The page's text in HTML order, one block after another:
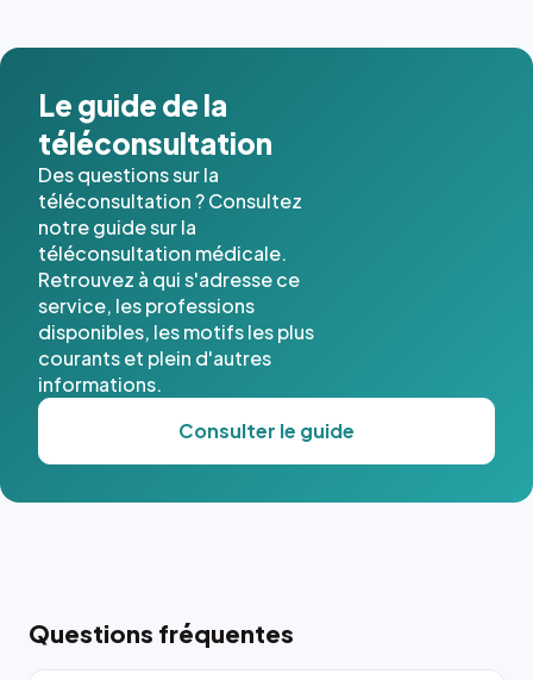
Le guide de la
téléconsultation
Des questions sur la
téléconsultation ? Consultez
notre guide sur la
téléconsultation médicale.
Retrouvez à qui s'adresse ce
service, les professions
disponibles, les motifs les plus
courants et plein d'autres
informations.
Consulter le guide
Questions fréquentes